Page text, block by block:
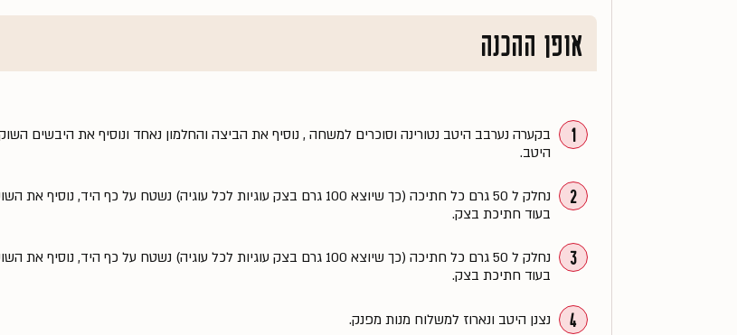
אופן ההכנה
1
בקערה נערבב היטב נטורינה וסוכרים למשחה , נוסיף את הביצה והחלמון נאחד ונוסיף את היבשים
היטב.
2
נחלק ל 50 גרם כל חתיכה (כך שיוצא 100 גרם בצק עוגיות לכל עוגיה) נשטח על כף היד,
בעוד חתיכת בצק.
3
נחלק ל 50 גרם כל חתיכה (כך שיוצא 100 גרם בצק עוגיות לכל עוגיה) נשטח על כף היד,
בעוד חתיכת בצק.
4 נצנן היטב ונארוז למשלוח מנות מפנק.